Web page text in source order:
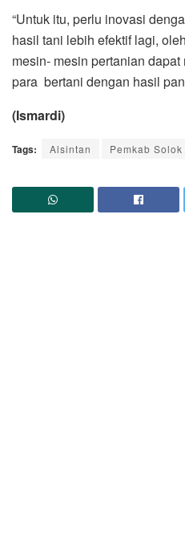
“Untuk itu, perlu inovasi
hasil tani lebih efektif lagi,
mesin- mesin pertanian
para bertani dengan hasil
(Ismardi)
Tags: Alsintan Pemkab Solok